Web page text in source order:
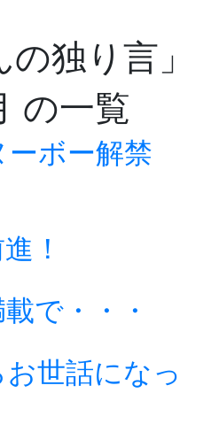
の独り言」
の一覧
ボー解禁
！
で・・・
世話になっ